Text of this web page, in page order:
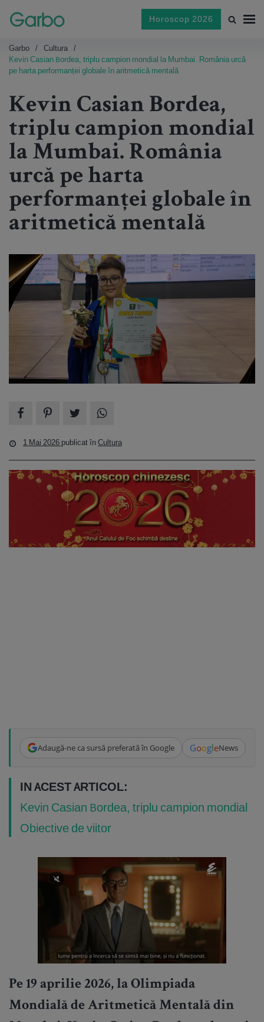
Horoscop 2026
Garbo
Cultura
Kevin Casian Bordea, triplu campion mondial la Mumbai. România urcă
pe harta performanței globale în aritmetică mentală
Kevin Casian Bordea,
triplu campion mondial
la Mumbai. România
urcă pe harta
performanței globale în
aritmetică mentală
1 Mai 2026 publicat înCultura
Adaugă-ne ca sursă preferată în Google GoogleNews
IN ACEST ARTICOL:
Kevin Casian Bordea, triplu campion mondial
Obiective de viitor
Pe 19 aprilie 2026, la Olimpiada
Mondială de Aritmetică Mentală din